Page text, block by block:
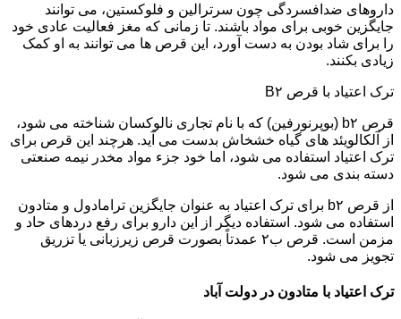
داروهای ضدافسردگی چون سرترالین و فلوکستین، می توانند
جایگزین خوبی برای مواد باشند. تا زمانی که مغز فعالیت عادی خود
را برای شاد بودن به دست آورد، این قرص ها می توانند به او کمک
زیادی بکنند.
ترک اعتیاد با قرص B۲
قرص b۲ (بوپرنورفین) که با نام تجاری نالوکسان شناخته می شود،
از آلکالویئد های گیاه خشخاش بدست می آید. هرچند این قرص برای
ترک اعتیاد استفاده می شود، اما خود جزء مواد مخدر نیمه صنعتی
دسته بندی می شود.
از قرص b۲ برای ترک اعتیاد به عنوان جایگزین ترامادول و متادون
استفاده می شود. استفاده دیگر از این دارو برای رفع دردهای حاد و
مزمن است. قرص ب۲ عمدتاً بصورت قرص زیرزبانی یا تزریق
تجویز می شود.
ترک اعتیاد با متادون در دولت آباد